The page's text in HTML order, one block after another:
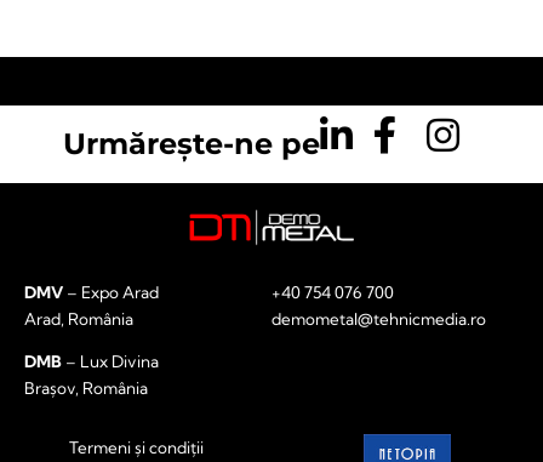
Urmărește-ne pe
DMV – Expo Arad
Arad, România
DMB – Lux Divina
Brașov, România
+40 754 076 700
demometal@tehnicmedia.ro
Termeni și condiții